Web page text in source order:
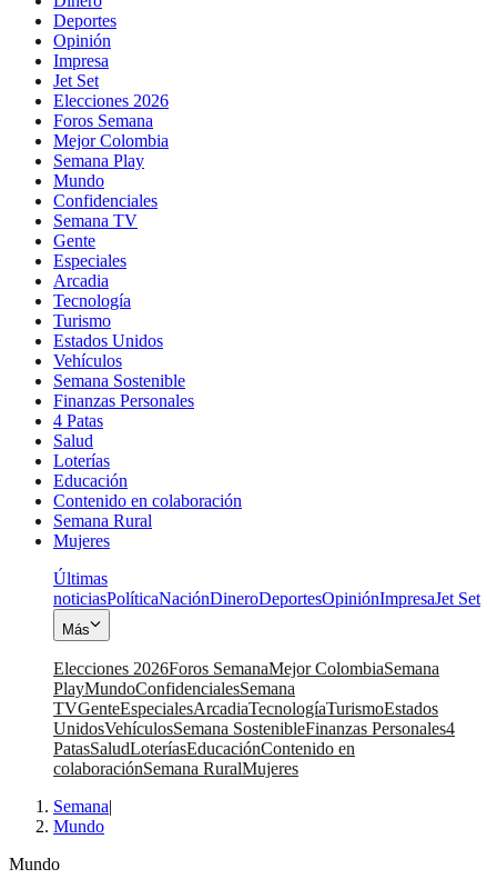
Deportes
Opinión
Impresa
Jet Set
Elecciones 2026
Foros Semana
Mejor Colombia
Semana Play
Mundo
Confidenciales
Semana TV
Gente
Especiales
Arcadia
Tecnología
Turismo
Estados Unidos
Vehículos
Semana Sostenible
Finanzas Personales
4 Patas
Salud
Loterías
Educación
Contenido en colaboración
Semana Rural
Mujeres
Últimas
noticiasPolíticaNaciónDineroDeportesOpiniónImpresaJet Set
Más
Elecciones 2026Foros SemanaMejor ColombiaSemana
PlayMundoConfidencialesSemana
TVGenteEspecialesArcadiaTecnologíaTurismoEstados
UnidosVehículosSemana SostenibleFinanzas Personales4
PatasSaludLoteríasEducaciónContenido en
colaboraciónSemana RuralMujeres
Semana|
Mundo
Mundo